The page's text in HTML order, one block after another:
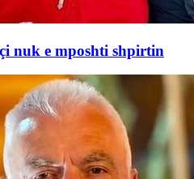
nuk e mposhti shpirtin